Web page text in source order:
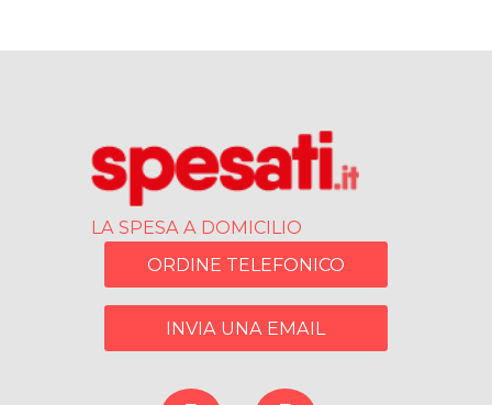
LA SPESA A DOMICILIO
ORDINE TELEFONICO
INVIA UNA EMAIL